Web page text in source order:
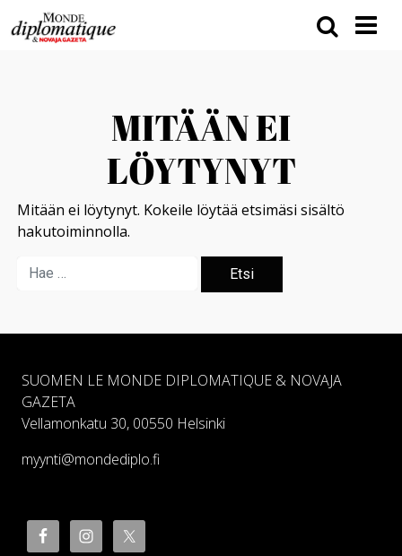
MITÄÄN EI
LÖYTYNYT
Mitään ei löytynyt. Kokeile löytää etsimäsi sisältö
hakutoiminnolla.
SUOMEN LE MONDE DIPLOMATIQUE & NOVAJA
GAZETA
Vellamonkatu 30, 00550 Helsinki
myynti@mondediplo.fi